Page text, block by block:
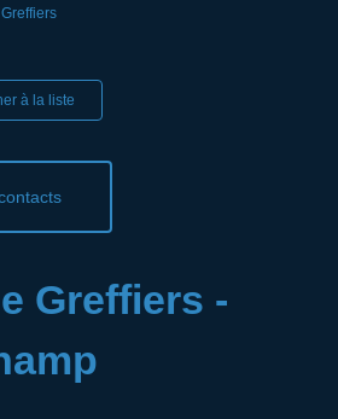
à la liste
Greffiers -